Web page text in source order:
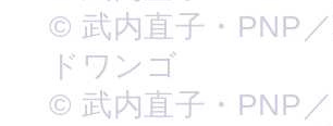
© 武内直子・PNP
ドワンゴ
© 武内直子・PNP